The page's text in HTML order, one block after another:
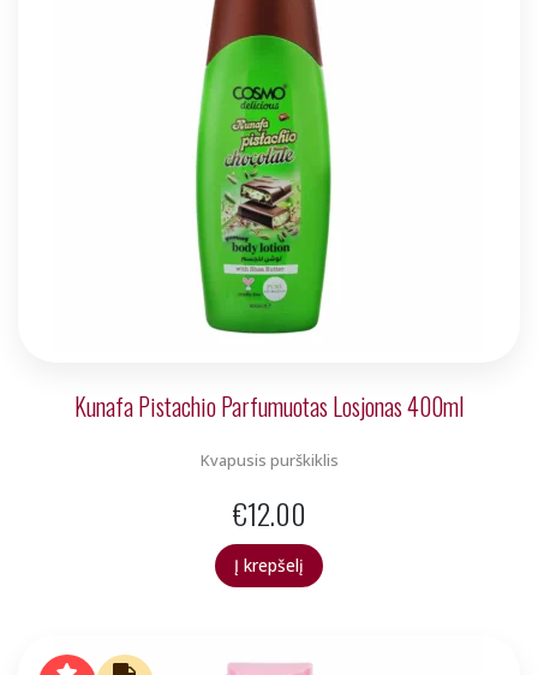
Kunafa Pistachio Parfumuotas Losjonas 400ml
Kvapusis purškiklis
€12.00
Į krepšelį